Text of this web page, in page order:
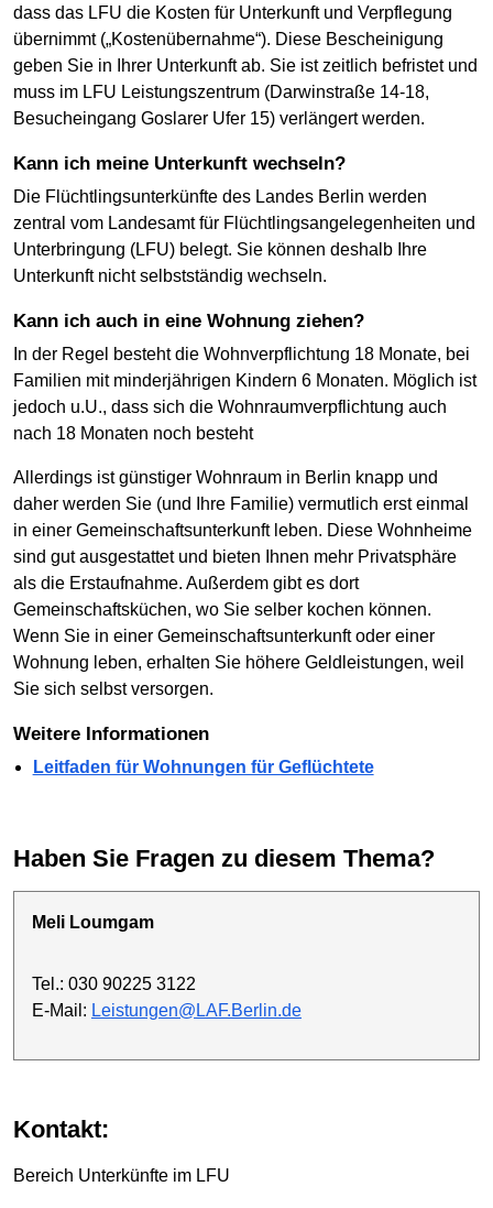
dass das LFU die Kosten für Unterkunft und Verpflegung
übernimmt („Kostenübernahme“). Diese Bescheinigung
geben Sie in Ihrer Unterkunft ab. Sie ist zeitlich befristet und
muss im LFU Leistungszentrum (Darwinstraße 14-18,
Besucheingang Goslarer Ufer 15) verlängert werden.
Kann ich meine Unterkunft wechseln?
Die Flüchtlingsunterkünfte des Landes Berlin werden
zentral vom Landesamt für Flüchtlingsangelegenheiten und
Unterbringung (LFU) belegt. Sie können deshalb Ihre
Unterkunft nicht selbstständig wechseln.
Kann ich auch in eine Wohnung ziehen?
In der Regel besteht die Wohnverpflichtung 18 Monate, bei
Familien mit minderjährigen Kindern 6 Monaten. Möglich ist
jedoch u.U., dass sich die Wohnraumverpflichtung auch
nach 18 Monaten noch besteht
Allerdings ist günstiger Wohnraum in Berlin knapp und
daher werden Sie (und Ihre Familie) vermutlich erst einmal
in einer Gemeinschaftsunterkunft leben. Diese Wohnheime
sind gut ausgestattet und bieten Ihnen mehr Privatsphäre
als die Erstaufnahme. Außerdem gibt es dort
Gemeinschaftsküchen, wo Sie selber kochen können.
Wenn Sie in einer Gemeinschaftsunterkunft oder einer
Wohnung leben, erhalten Sie höhere Geldleistungen, weil
Sie sich selbst versorgen.
Weitere Informationen
Leitfaden für Wohnungen für Geflüchtete
Haben Sie Fragen zu diesem Thema?
Meli Loumgam
Tel.: 030 90225 3122
E-Mail: Leistungen@LAF.Berlin.de
Kontakt:
Bereich Unterkünfte im LFU